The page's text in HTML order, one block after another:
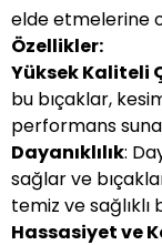
elde etmelerine
Özellikler:
Yüksek Kaliteli
bu bıçaklar,
performans
Dayanıklılık:
sağlar ve
temiz ve sağlıklı
Hassasiyet ve